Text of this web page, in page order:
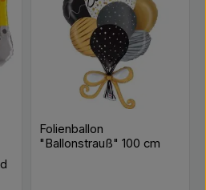
Folienballon
"Ballonstrauß" 100 cm